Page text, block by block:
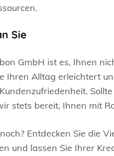
Sie
GmbH ist es, Ihnen
Ihren Alltag erleichtert
stets bereit, Ihnen mit
Entdecken Sie die
und lassen Sie Ihrer